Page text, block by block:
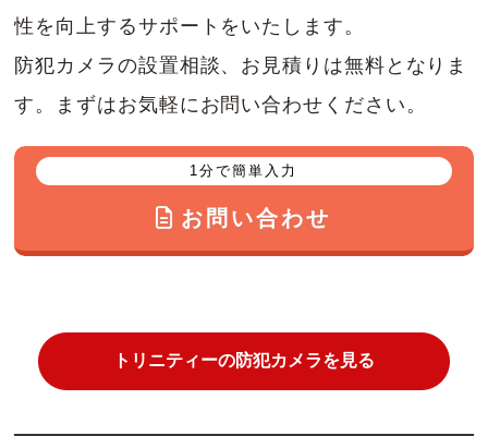
性を向上するサポートをいたします。
防犯カメラの設置相談、お見積りは無料となりま
す。まずはお気軽にお問い合わせください。
1分で簡単入力
お問い合わせ
トリニティーの防犯カメラを見る